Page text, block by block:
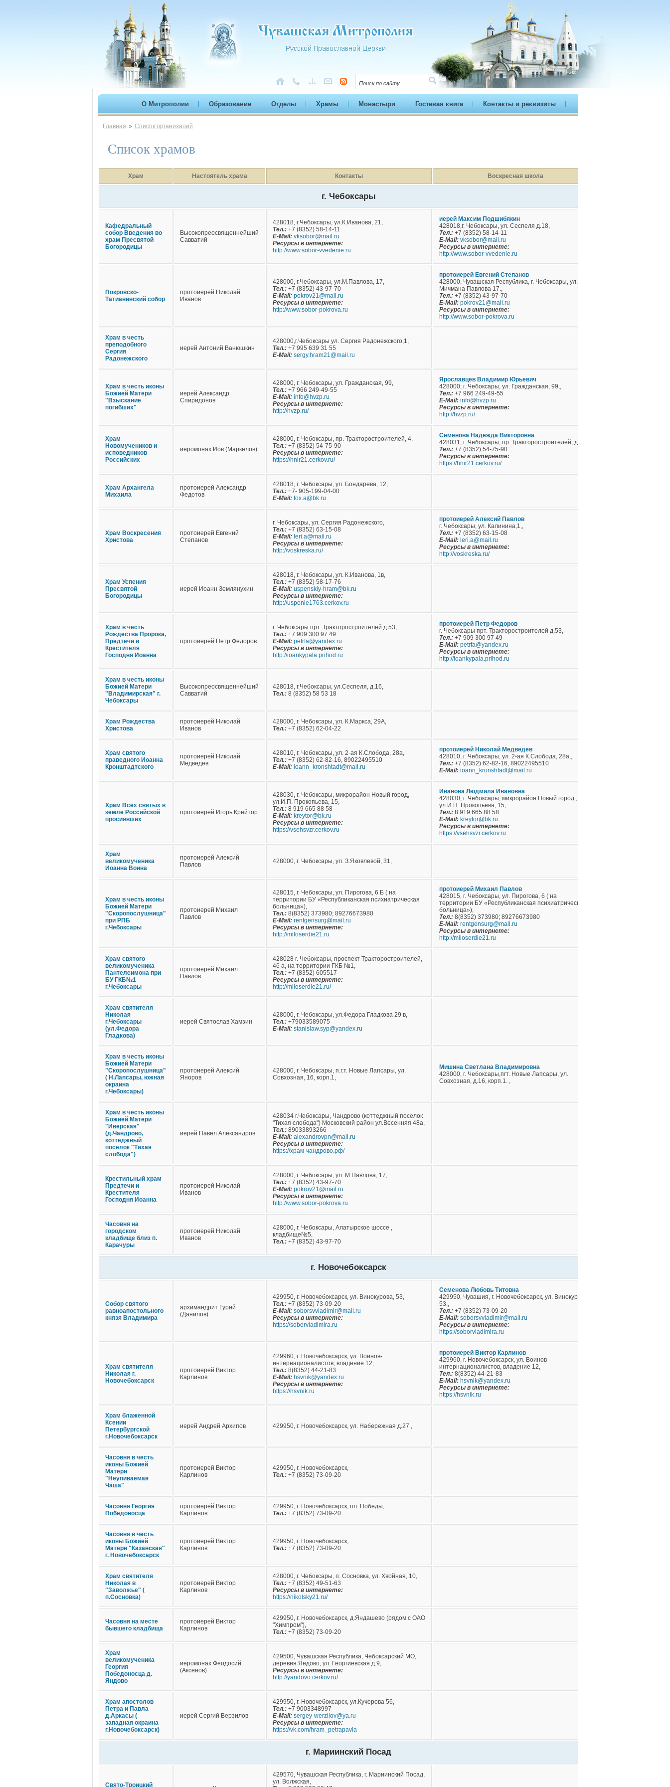
О Митрополии Образование Отделы Храмы Монастыри Гостевая книга Контакты и реквизиты
Главная » Список организаций
Список храмов
Храм Настоятель храма Контакты Воскресная школа
г. Чебоксары
Кафедральный
собор Введения во
храм Пресвятой
Богородицы
Высокопреосвященнейший
Савватий
428018, г.Чебоксары, ул.К.Иванова, 21,
Тел.: +7 (8352) 58-14-11
E-Mail: vksobor@mail.ru
Ресурсы в интернете:
http://www.sobor-vvedenie.ru
иерей Максим Подшибякин
428018,г. Чебоксары, ул. Сеспеля д.18,
Тел.: +7 (8352) 58-14-11
E-Mail: vksobor@mail.ru
Ресурсы в интернете:
http://www.sobor-vvedenie.ru
Покровско-
Татианинский собор
протоиерей Николай
Иванов
428000, г.Чебоксары, ул.М.Павлова, 17,
Тел.: +7 (8352) 43-97-70
E-Mail: pokrov21@mail.ru
Ресурсы в интернете:
http://www.sobor-pokrova.ru
протоиерей Евгений Степанов
428000, Чувашская Республика, г. Чебоксары, ул.
Мичмана Павлова 17.,
Тел.: +7 (8352) 43-97-70
E-Mail: pokrov21@mail.ru
Ресурсы в интернете:
http://www.sobor-pokrova.ru
Храм в честь
преподобного
Сергия
Радонежского
иерей Антоний Ванюшкин
428000,г.Чебоксары ул. Сергия Радонежского,1,
Тел.: +7 995 639 31 55
E-Mail: sergy.hram21@mail.ru
Храм в честь иконы
Божией Матери
"Взыскание
погибших"
иерей Александр
Спиридонов
428000, г. Чебоксары, ул. Гражданская, 99,
Тел.: +7 966 249-49-55
E-Mail: info@hvzp.ru
Ресурсы в интернете:
http://hvzp.ru/
Ярославцев Владимир Юрьевич
428000, г. Чебоксары, ул. Гражданская, 99,,
Тел.: +7 966 249-49-55
E-Mail: info@hvzp.ru
Ресурсы в интернете:
http://hvzp.ru/
Храм
Новомучеников и
исповедников
Российских
иеромонах Иов (Маркелов)
428000, г. Чебоксары, пр. Тракторостроителей, 4,
Тел.: +7 (8352) 54-75-90
Ресурсы в интернете:
https://hnir21.cerkov.ru/
Семенова Надежда Викторовна
428031, г. Чебоксары, пр. Тракторостроителей, д.4,
Тел.: +7 (8352) 54-75-90
Ресурсы в интернете:
https://hnir21.cerkov.ru/
Храм Архангела
Михаила
протоиерей Александр
Федотов
428018, г. Чебоксары, ул. Бондарева, 12,
Тел.: +7- 905-199-04-00
E-Mail: fox.a@bk.ru
Храм Воскресения
Христова
протоиерей Евгений
Степанов
г. Чебоксары, ул. Сергия Радонежского,
Тел.: +7 (8352) 63-15-08
E-Mail: leri.a@mail.ru
Ресурсы в интернете:
http://voskreska.ru/
протоиерей Алексий Павлов
г. Чебоксары, ул. Калинина,1,,
Тел.: +7 (8352) 63-15-08
E-Mail: leri.a@mail.ru
Ресурсы в интернете:
http://voskreska.ru/
Храм Успения
Пресвятой
Богородицы
иерей Иоанн Землянухин
428018, г. Чебоксары, ул. К.Иванова, 1в,
Тел.: +7 (8352) 58-17-76
E-Mail: uspenskiy-hram@bk.ru
Ресурсы в интернете:
http://uspenie1763.cerkov.ru
Храм в честь
Рождества Пророка,
Предтечи и
Крестителя
Господня Иоанна
протоиерей Петр Федоров
г. Чебоксары прт. Тракторостроителей д.53,
Тел.: +7 909 300 97 49
E-Mail: petrfa@yandex.ru
Ресурсы в интернете:
http://ioankypala.prihod.ru
протоиерей Петр Федоров
г. Чебоксары прт. Тракторостроителей д.53,
Тел.: +7 909 300 97 49
E-Mail: petrfa@yandex.ru
Ресурсы в интернете:
http://ioankypala.prihod.ru
Храм в честь иконы
Божией Матери
"Владимирская" г.
Чебоксары
Высокопреосвященнейший
Савватий
428018, г.Чебоксары, ул.Сеспеля, д.16,
Тел.: 8 (8352) 58 53 18
Храм Рождества
Христова
протоиерей Николай
Иванов
428000, г. Чебоксары, ул. К.Маркса, 29А,
Тел.: +7 (8352) 62-04-22
Храм святого
праведного Иоанна
Кронштадтского
протоиерей Николай
Медведев
428010, г. Чебоксары, ул. 2-ая К.Слобода, 28а,
Тел.: +7 (8352) 62-82-16, 89022495510
E-Mail: ioann_kronshtadt@mail.ru
протоиерей Николай Медведев
428010, г. Чебоксары, ул. 2-ая К.Слобода, 28а,,
Тел.: +7 (8352) 62-82-16, 89022495510
E-Mail: ioann_kronshtadt@mail.ru
Храм Всех святых в
земле Российской
просиявших
протоиерей Игорь Крейтор
428030, г. Чебоксары, микрорайон Новый город,
ул.И.П. Прокопьева, 15,
Тел.: 8 919 665 88 58
E-Mail: kreytor@bk.ru
Ресурсы в интернете:
https://vsehsvzr.cerkov.ru
Иванова Людмила Ивановна
428030, г. Чебоксары, микрорайон Новый город ,
ул.И.П. Прокопьева, 15,
Тел.: 8 919 665 88 58
E-Mail: kreytor@bk.ru
Ресурсы в интернете:
https://vsehsvzr.cerkov.ru
Храм
великомученика
Иоанна Воина
протоиерей Алексий
Павлов
428000, г. Чебоксары, ул. З.Яковлевой, 31,
Храм в честь иконы
Божией Матери
"Скоропослушница"
при РПБ
г.Чебоксары
протоиерей Михаил
Павлов
428015, г. Чебоксары, ул. Пирогова, 6 Б ( на
территории БУ «Республиканская психиатрическая
больница»),
Тел.: 8(8352) 373980; 89276673980
E-Mail: rentgensurg@mail.ru
Ресурсы в интернете:
http://miloserdie21.ru
протоиерей Михаил Павлов
428015, г. Чебоксары, ул. Пирогова, 6 ( на
территории БУ «Республиканская психиатрическая
больница»),
Тел.: 8(8352) 373980; 89276673980
E-Mail: rentgensurg@mail.ru
Ресурсы в интернете:
http://miloserdie21.ru
Храм святого
великомученика
Пантелеимона при
БУ ГКБ№1
г.Чебоксары
протоиерей Михаил
Павлов
428028 г. Чебоксары, проспект Тракторостроителей,
46 а, на территории ГКБ №1,
Тел.: +7 (8352) 605517
Ресурсы в интернете:
http://miloserdie21.ru/
Храм святителя
Николая
г.Чебоксары
(ул.Федора
Гладкова)
иерей Святослав Хамзин
428000, г. Чебоксары, ул.Федора Гладкова 29 в,
Тел.: +79033589075
E-Mail: stanislaw.syp@yandex.ru
Храм в честь иконы
Божией Матери
"Скоропослушница"
( Н.Лапсары, южная
окраина
г.Чебоксары)
протоиерей Алексий
Яноров
428000, г. Чебоксары, п.г.т. Новые Лапсары, ул.
Совхозная, 16, корп.1,
Мишина Светлана Владимировна
428000, г. Чебоксары,пгт. Новые Лапсары, ул.
Совхозная, д.16, корп.1. ,
Храм в честь иконы
Божией Матери
"Иверская"
(д.Чандрово,
коттеджный
поселок "Тихая
слобода")
иерей Павел Александров
428034 г.Чебоксары, Чандрово (коттеджный поселок
"Тихая слобода") Московский район ул.Весенняя 48а,
Тел.: 89033893266
E-Mail: alexandrovpn@mail.ru
Ресурсы в интернете:
https://храм-чандрово.рф/
Крестильный храм
Предтечи и
Крестителя
Господня Иоанна
протоиерей Николай
Иванов
428000, г. Чебоксары, ул. М.Павлова, 17,
Тел.: +7 (8352) 43-97-70
E-Mail: pokrov21@mail.ru
Ресурсы в интернете:
http://www.sobor-pokrova.ru
Часовня на
городском
кладбище близ п.
Карачуры
протоиерей Николай
Иванов
428000, г. Чебоксары, Алатырское шоссе ,
кладбище№5,
Тел.: +7 (8352) 43-97-70
г. Новочебоксарск
Собор святого
равноапостольного
князя Владимира
архимандрит Гурий
(Данилов)
429950, г. Новочебоксарск, ул. Винокурова, 53,
Тел.: +7 (8352) 73-09-20
E-Mail: soborsvvladimir@mail.ru
Ресурсы в интернете:
https://soborvladimira.ru
Семенова Любовь Титовна
429950, Чувашия, г. Новочебоксарск, ул. Винокурова,
53.,
Тел.: +7 (8352) 73-09-20
E-Mail: soborsvvladimir@mail.ru
Ресурсы в интернете:
https://soborvladimira.ru
Храм святителя
Николая г.
Новочебоксарск
протоиерей Виктор
Карлинов
429960, г. Новочебоксарск, ул. Воинов-
интернационалистов, владение 12,
Тел.: 8(8352) 44-21-83
E-Mail: hsvnik@yandex.ru
Ресурсы в интернете:
https://hsvnik.ru
протоиерей Виктор Карлинов
429960, г. Новочебоксарск, ул. Воинов-
интернационалистов, владение 12,
Тел.: 8(8352) 44-21-83
E-Mail: hsvnik@yandex.ru
Ресурсы в интернете:
https://hsvnik.ru
Храм блаженной
Ксении
Петербургской
г.Новочебоксарск
иерей Андрей Архипов 429950, г. Новочебоксарск, ул. Набережная д.27 ,
Часовня в честь
иконы Божией
Матери
"Неупиваемая
Чаша"
протоиерей Виктор
Карлинов
429950, г. Новочебоксарск,
Тел.: +7 (8352) 73-09-20
Часовня Георгия
Победоносца
протоиерей Виктор
Карлинов
429950, г. Новочебоксарск, пл. Победы,
Тел.: +7 (8352) 73-09-20
Часовня в честь
иконы Божией
Матери "Казанская"
г. Новочебоксарск
протоиерей Виктор
Карлинов
429950, г. Новочебоксарск,
Тел.: +7 (8352) 73-09-20
Храм святителя
Николая в
"Заволжье" (
п.Сосновка)
протоиерей Виктор
Карлинов
428000, г. Чебоксары, п. Сосновка, ул. Хвойная, 10,
Тел.: +7 (8352) 49-51-63
Ресурсы в интернете:
https://nikolsky21.ru/
Часовня на месте
бывшего кладбища
протоиерей Виктор
Карлинов
429950, г. Новочебоксарск, д.Яндашево (рядом с ОАО
"Химпром"),
Тел.: +7 (8352) 73-09-20
Храм
великомученика
Георгия
Победоносца д.
Яндово
иеромонах Феодосий
(Аксенов)
429500, Чувашская Республика, Чебоксарский МО,
деревня Яндово, ул. Георгиевская д.9,
Ресурсы в интернете:
http://yandovo.cerkov.ru/
Храм апостолов
Петра и Павла
д.Аркасы (
западная окраина
г.Новочебоксарск)
иерей Сергий Верзилов
429950, г. Новочебоксарск, ул.Кучерова 56,
Тел.: +7 9003348997
E-Mail: sergey-werzilov@ya.ru
Ресурсы в интернете:
https://vk.com/hram_petrapavla
г. Мариинский Посад
Свято-Троицкий
429570, Чувашская Республика, г. Мариинский Посад,
ул. Волжская,